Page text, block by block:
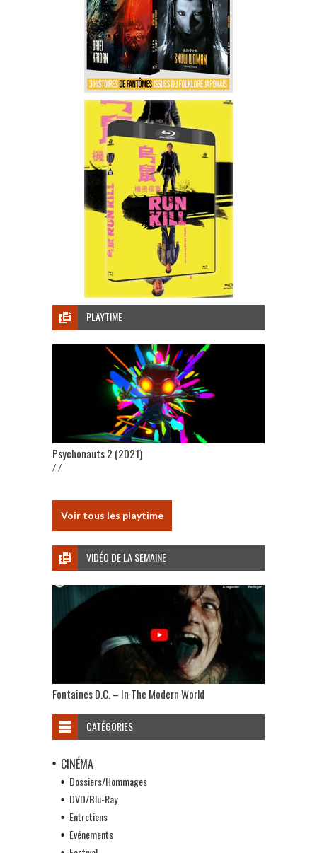
PLAYTIME
Psychonauts 2 (2021)
/ /
Voir tous les playtime
VIDÉO DE LA SEMAINE
Fontaines D.C. – In The Modern World
CATÉGORIES
CINÉMA
Dossiers/Hommages
DVD/Blu-Ray
Entretiens
Evénements